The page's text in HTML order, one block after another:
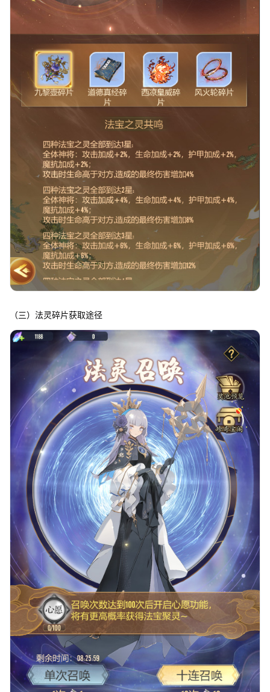
（三）法灵碎片获取途径